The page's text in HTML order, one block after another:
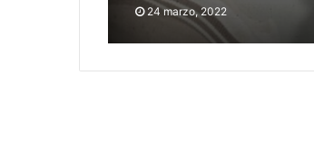
24 marzo, 2022